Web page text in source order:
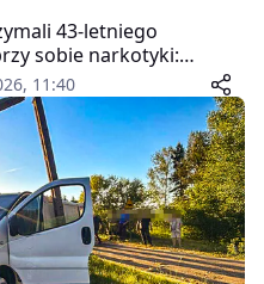
43-letniego
sobie narkotyki:
w kwocie 18 500
do 10 lat pozbawienia
11:40